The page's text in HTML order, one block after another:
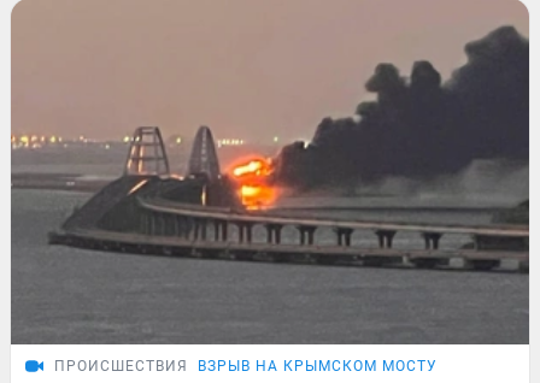
ПРОИСШЕСТВИЯ ВЗРЫВ НА КРЫМСКОМ МОСТУ